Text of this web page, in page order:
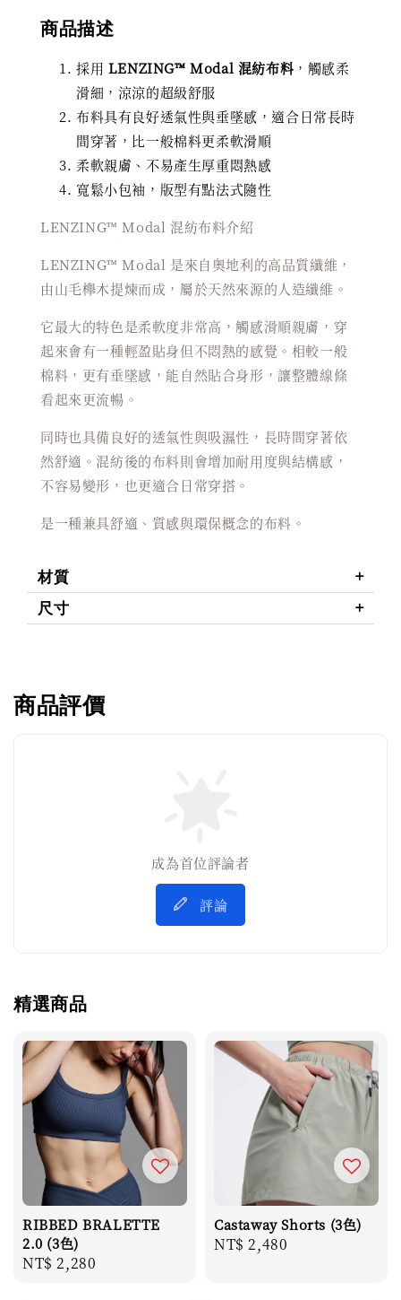
商品描述
採用 LENZING™ Modal 混紡布料 ，觸感柔
滑細，涼涼的超級舒服
布料具有良好透氣性與垂墜感，適合日常長時
間穿著，比一般棉料更柔軟滑順
柔軟親膚、不易產生厚重悶熱感
寬鬆小包袖，版型有點法式隨性
LENZING™ Modal 混紡布料介紹
LENZING™ Modal 是來自奧地利的高品質纖維，
由山毛櫸木提煉而成，屬於天然來源的人造纖維。
它最大的特色是柔軟度非常高，觸感滑順親膚，穿
起來會有一種輕盈貼身但不悶熱的感覺。相較一般
棉料，更有垂墜感，能自然貼合身形，讓整體線條
看起來更流暢。
同時也具備良好的透氣性與吸濕性，長時間穿著依
然舒適。混紡後的布料則會增加耐用度與結構感，
不容易變形，也更適合日常穿搭。
是一種兼具舒適、質感與環保概念的布料。
材質
尺寸
商品評價
成為首位評論者
評論
精選商品
RIBBED BRALETTE
2.0 (3色)
Regular
NT$ 2,280
Castaway Shorts (3色)
Regular
NT$ 2,480